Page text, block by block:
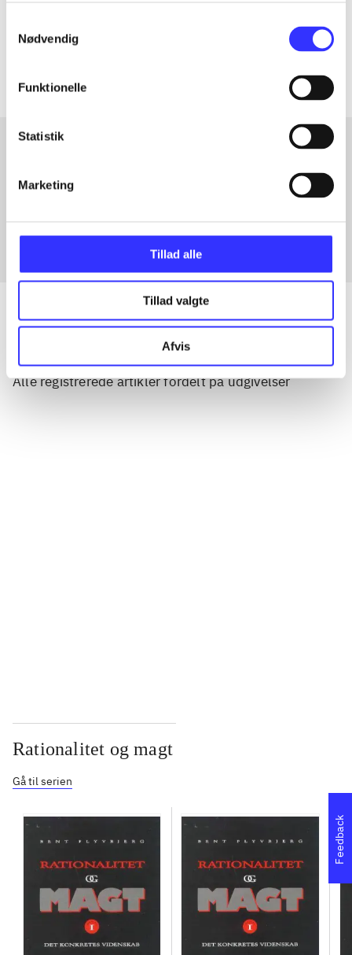
Nødvendig
Funktionelle
Statistik
Marketing
Tillad alle
Tillad valgte
Afvis
Artiklerne i
Artikler med samme emner
Artikler
Alle registrerede artikler fordelt på udgivelser
Rationalitet og magt
Gå til serien
Feedback